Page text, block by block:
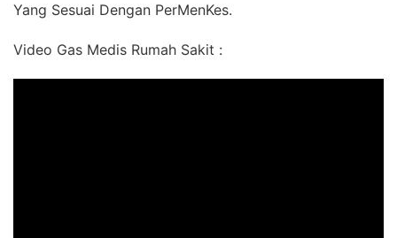
Yang Sesuai Dengan PerMenKes.
Video Gas Medis Rumah Sakit :